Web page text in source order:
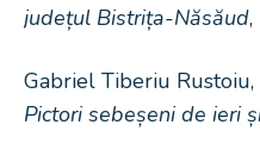
județul Bistrița-Năsăud,
Gabriel Tiberiu Rustoiu,
Pictori sebeșeni de ieri